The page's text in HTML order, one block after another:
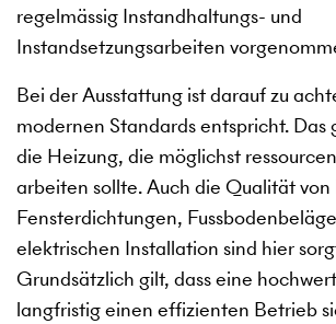
regelmässig Instandhaltungs- und
Instandsetzungsarbeiten
Bei der Ausstattung ist darauf zu
modernen Standards entspricht. Das
die Heizung, die möglichst
arbeiten sollte. Auch die Qualität
Fensterdichtungen,
elektrischen Installation sind hier
Grundsätzlich gilt, dass eine
langfristig einen effizienten Betrieb